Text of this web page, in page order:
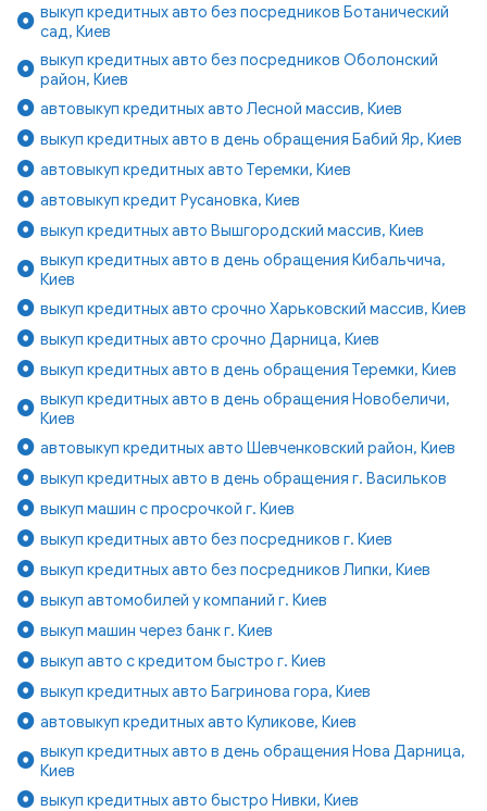
выкуп кредитных авто без посредников Ботанический
сад, Киев
выкуп кредитных авто без посредников Оболонский
район, Киев
автовыкуп кредитных авто Лесной массив, Киев
выкуп кредитных авто в день обращения Бабий Яр, Киев
автовыкуп кредитных авто Теремки, Киев
автовыкуп кредит Русановка, Киев
выкуп кредитных авто Вышгородский массив, Киев
выкуп кредитных авто в день обращения Кибальчича,
Киев
выкуп кредитных авто срочно Харьковский массив, Киев
выкуп кредитных авто срочно Дарница, Киев
выкуп кредитных авто в день обращения Теремки, Киев
выкуп кредитных авто в день обращения Новобеличи,
Киев
автовыкуп кредитных авто Шевченковский район, Киев
выкуп кредитных авто в день обращения г. Васильков
выкуп машин с просрочкой г. Киев
выкуп кредитных авто без посредников г. Киев
выкуп кредитных авто без посредников Липки, Киев
выкуп автомобилей у компаний г. Киев
выкуп машин через банк г. Киев
выкуп авто с кредитом быстро г. Киев
выкуп кредитных авто Багринова гора, Киев
автовыкуп кредитных авто Куликове, Киев
выкуп кредитных авто в день обращения Нова Дарница,
Киев
выкуп кредитных авто быстро Нивки, Киев